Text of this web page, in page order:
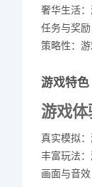
奢华生活
任务与奖
策略性：
游戏特色
游戏
真实模拟
丰富玩法
画面与音